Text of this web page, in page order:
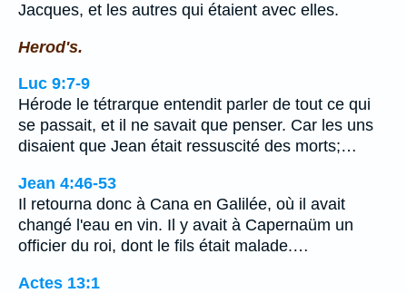
Jacques, et les autres qui étaient avec elles.
Herod's.
Luc 9:7-9
Hérode le tétrarque entendit parler de tout ce qui
se passait, et il ne savait que penser. Car les uns
disaient que Jean était ressuscité des morts;…
Jean 4:46-53
Il retourna donc à Cana en Galilée, où il avait
changé l'eau en vin. Il y avait à Capernaüm un
officier du roi, dont le fils était malade.…
Actes 13:1